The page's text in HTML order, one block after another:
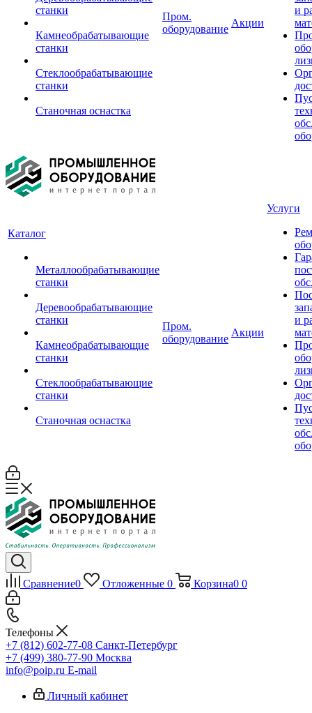
станки
Камнеобрабатывающие
станки
Стеклообрабатывающие
станки
Станочная оснастка
Пром.
оборудование
Акции
и
Каталог
Металлообрабатывающие
станки
Деревообрабатывающие
станки
Камнеобрабатывающие
станки
Стеклообрабатывающие
станки
Станочная оснастка
Пром.
оборудование
Акции
Услуги
и
Сравнение0 Отложенные 0 Корзина0 0
Телефоны
+7 (812) 602-77-08 Санкт-Петербург
+7 (499) 380-77-90 Москва
info@poip.ru E-mail
Личный кабинет